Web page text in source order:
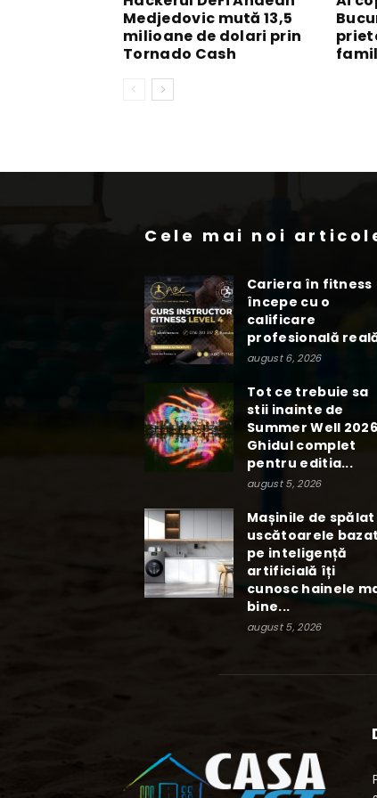
Medjedovic mută 13,5
milioane de dolari prin
Tornado Cash
Cele mai noi
Cariera în fitness
începe cu o
calificare
profesională
august 6, 2026
Tot ce trebuie sa
stii inainte de
Summer Well
Ghidul complet
pentru editia...
august 5, 2026
Mașinile de spălat
uscătoarele
pe inteligență
artificială îți
cunosc hainele
bine...
august 5, 2026